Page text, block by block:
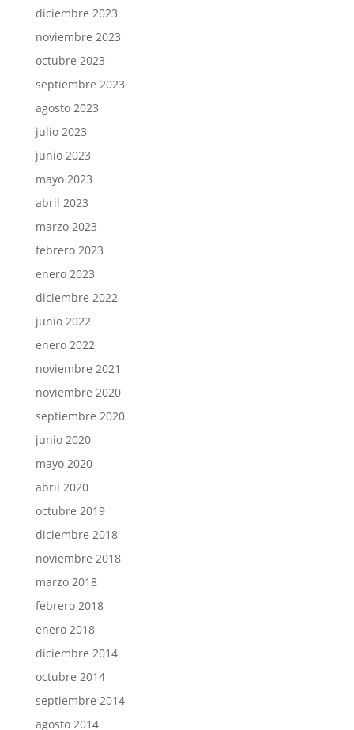
diciembre 2023
noviembre 2023
octubre 2023
septiembre 2023
agosto 2023
julio 2023
junio 2023
mayo 2023
abril 2023
marzo 2023
febrero 2023
enero 2023
diciembre 2022
junio 2022
enero 2022
noviembre 2021
noviembre 2020
septiembre 2020
junio 2020
mayo 2020
abril 2020
octubre 2019
diciembre 2018
noviembre 2018
marzo 2018
febrero 2018
enero 2018
diciembre 2014
octubre 2014
septiembre 2014
agosto 2014